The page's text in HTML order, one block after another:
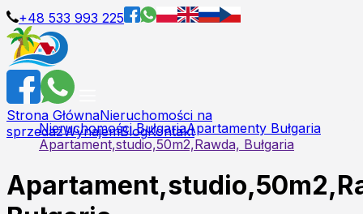
+48 533 993 225
Strona GłównaNieruchomości na
sprzedażWynajemBlogKontakt
Nieruchomości BułgariaApartamenty Bułgaria
Apartament,studio,50m2,Rawda, Bułgaria